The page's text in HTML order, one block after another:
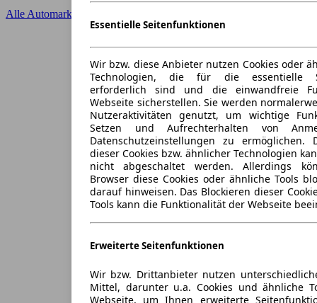
Essentielle Seitenfunktionen
Wir bzw. diese Anbieter nutzen Cookies oder
Technologien, die für die essentielle
erforderlich sind und die einwandfreie
Webseite sicherstellen. Sie werden
Nutzeraktivitäten genutzt, um wichtige
Setzen und Aufrechterhalten von
Datenschutzeinstellungen zu ermöglichen.
dieser Cookies bzw. ähnlicher Technologien
nicht abgeschaltet werden. Allerdings
Browser diese Cookies oder ähnliche Tools
darauf hinweisen. Das Blockieren dieser
Tools kann die Funktionalität der Webseite
Erweiterte Seitenfunktionen
Wir bzw. Drittanbieter nutzen
Mittel, darunter u.a. Cookies und ähnliche
Webseite, um Ihnen erweiterte
Alle Automarken